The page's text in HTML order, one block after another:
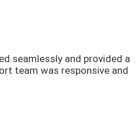
seamlessly and provided a
team was responsive and